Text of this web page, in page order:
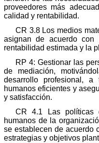
proveedores más
calidad y rentabilidad.
CR 3.8 Los medios
asignan de acuerdo con
rentabilidad estimada y la
RP 4: Gestionar las
de mediación,
desarrollo profesional,
humanos eficientes y
y satisfacción.
CR 4.1 Las políticas
humanos de la
se establecen de acuerdo
estrategias y objetivos